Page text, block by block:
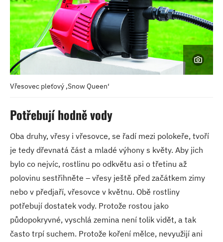
Vřesovec pleťový ‚Snow Queen‘
Potřebují hodně vody
Oba druhy, vřesy i vřesovce, se řadí mezi polokeře, tvoří
je tedy dřevnatá část a mladé výhony s květy. Aby jich
bylo co nejvíc, rostlinu po odkvětu asi o třetinu až
polovinu sestřihněte – vřesy ještě před začátkem zimy
nebo v předjaří, vřesovce v květnu. Obě rostliny
potřebují dostatek vody. Protože rostou jako
půdopokryvné, vyschlá zemina není tolik vidět, a tak
často trpí suchem. Protože koření mělce, nevyužijí ani